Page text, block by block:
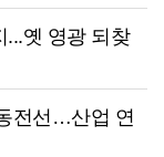
...옛 영광 되찾
전선…산업 연